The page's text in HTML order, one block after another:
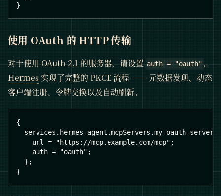
}
使用 OAuth 的 HTTP 传输
对于使用 OAuth 2.1 的服务器，请设置 auth = "oauth" 。
Hermes 实现了完整的 PKCE 流程 —— 元数据发现、动态
客户端注册、令牌交换以及自动刷新。
{
services.hermes-agent.mcpServers.my-oauth-server
    url = "https://mcp.example.com/mcp";
    auth = "oauth";
  };
}